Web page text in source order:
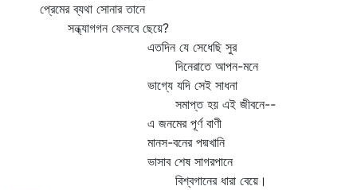
প্রেমের ব্যথা সোনার তানে
সন্ধ্যাগগন ফেলবে ছেয়ে?
এতদিন যে সেধেছি সুর
দিনেরাতে আপন-মনে
ভাগ্যে যদি সেই সাধনা
সমাপ্ত হয় এই জীবনে--
এ জনমের পূর্ণ বাণী
মানস-বনের পদ্মখানি
ভাসাব শেষ সাগরপানে
বিশ্বগানের ধারা বেয়ে।